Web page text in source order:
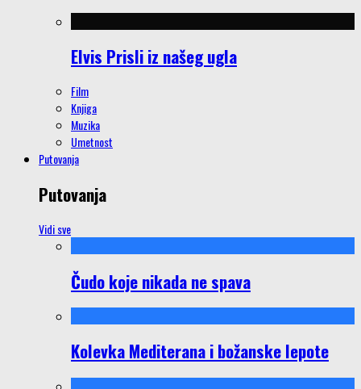
Elvis Prisli iz našeg ugla
Film
Knjiga
Muzika
Umetnost
Putovanja
Putovanja
Vidi sve
Čudo koje nikada ne spava
Kolevka Mediterana i božanske lepote